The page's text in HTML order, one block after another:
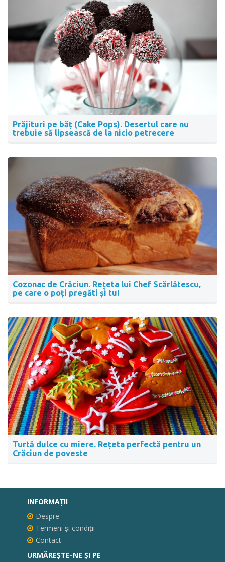
Prăjituri pe băț (Cake Pops). Desertul care nu
trebuie să lipsească de la nicio petrecere
Cozonac de Crăciun. Rețeta lui Chef Scărlătescu,
pe care o poți pregăti și tu!
Turtă dulce cu miere. Rețeta perfectă pentru un
Crăciun de poveste
INFORMAŢII
Despre
Termeni și condiții
Contact
URMĂREȘTE-NE ȘI PE